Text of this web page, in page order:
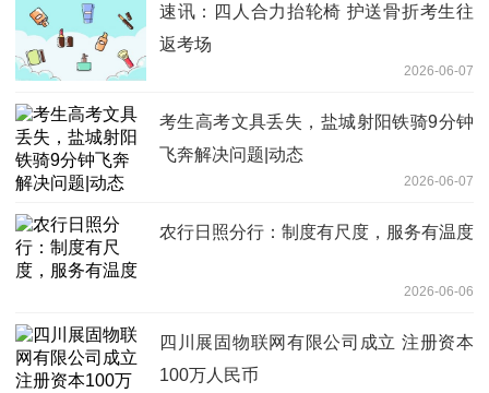
速讯：四人合力抬轮椅 护送骨折考生往
返考场
2026-06-07
考生高考文具丢失，盐城射阳铁骑9分钟
飞奔解决问题|动态
2026-06-07
农行日照分行：制度有尺度，服务有温度
2026-06-06
四川展固物联网有限公司成立 注册资本
100万人民币